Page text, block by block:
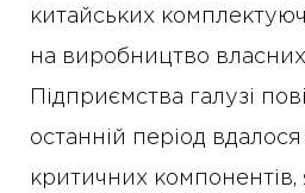
китайських
на виробництво
Підприємства галузі
останній період
критичних компонентів,